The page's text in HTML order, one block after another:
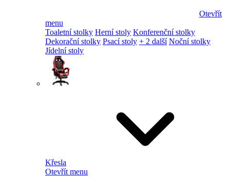
Otevřít
menu
Toaletní stolky Herní stoly Konferenční stolky
Dekorační stolky Psací stoly + 2 další Noční stolky
Jídelní stoly
Křesla
Otevřít menu